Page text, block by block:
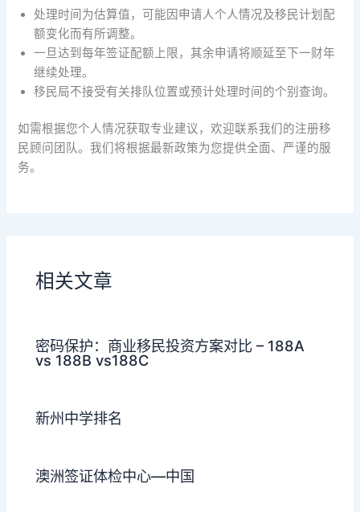
处理时间为估算值，可能因申请人个人情况及移民计划配
额变化而有所调整。
一旦达到每年签证配额上限，其余申请将顺延至下一财年
继续处理。
移民局不接受有关排队位置或预计处理时间的个别查询。
如需根据您个人情况获取专业建议，欢迎联系我们的注册移
民顾问团队。我们将根据最新政策为您提供全面、严谨的服
务。
相关文章
密码保护：商业移民投资方案对比 – 188A
vs 188B vs188C
新州中学排名
澳洲签证体检中心—中国